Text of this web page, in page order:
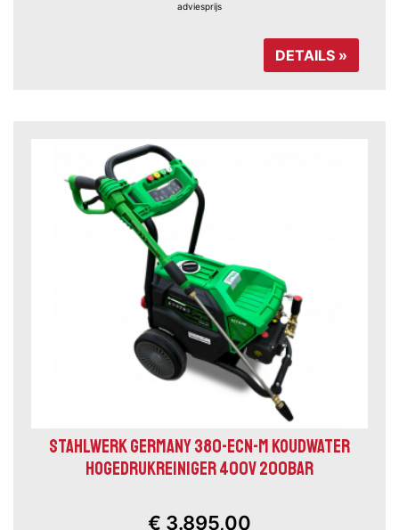
adviesprijs
DETAILS »
STAHLWERK GERMANY 380-ECN-M KOUDWATER
HOGEDRUKREINIGER 400V 200BAR
€ 3.895,00